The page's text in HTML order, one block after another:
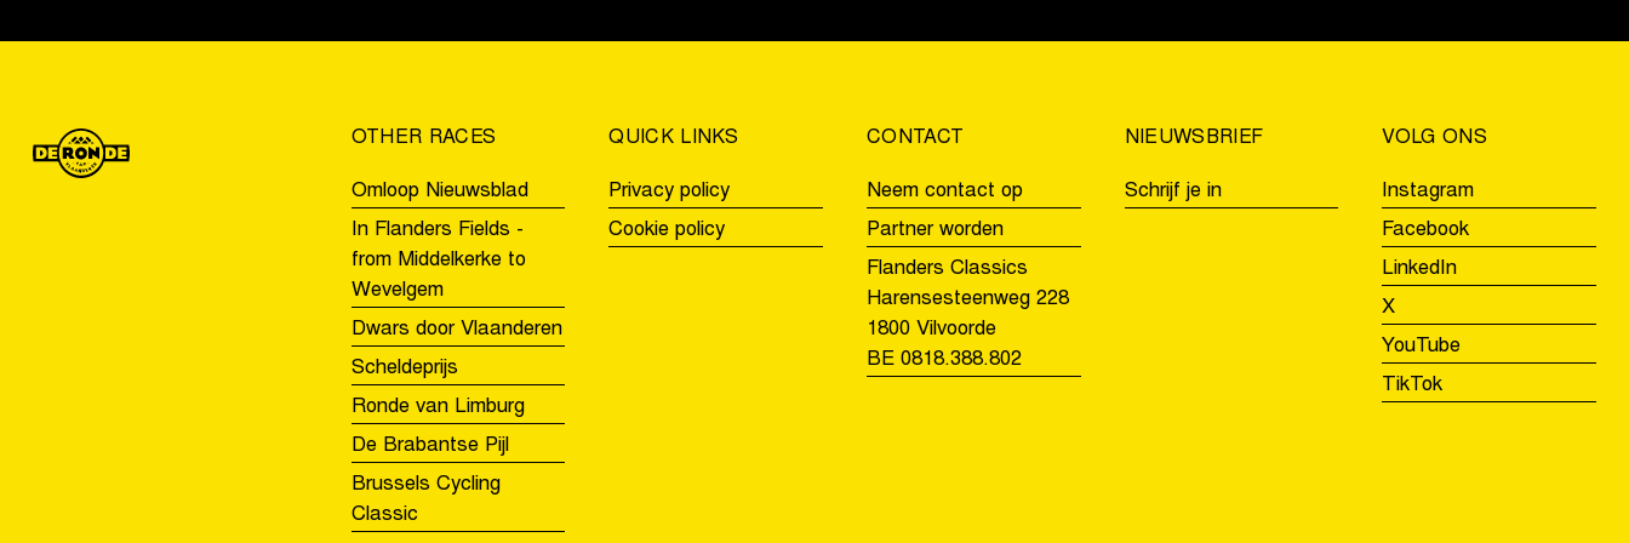
OTHER RACES
Omloop Nieuwsblad
In Flanders Fields -
from Middelkerke to
Wevelgem
Dwars door Vlaanderen
Scheldeprijs
Ronde van Limburg
De Brabantse Pijl
Brussels Cycling
Classic
QUICK LINKS
Privacy policy
Cookie policy
CONTACT
Neem contact op
Partner worden
Flanders Classics
Harensesteenweg 228
1800 Vilvoorde
BE 0818.388.802
NIEUWSBRIEF
Schrijf je in
VOLG ONS
Instagram
Facebook
LinkedIn
X
YouTube
TikTok